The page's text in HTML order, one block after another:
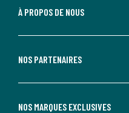
À PROPOS DE NOUS
NOS PARTENAIRES
NOS MARQUES EXCLUSIVES